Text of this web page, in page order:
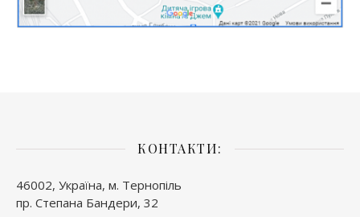
КОНТАКТИ:
46002, Україна, м. Тернопіль
пр. Степана Бандери, 32